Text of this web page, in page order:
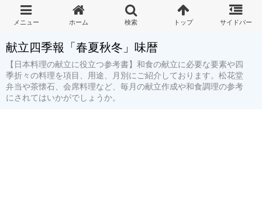
献立四季報「春夏秋冬」味暦
【日本料理の献立に役立つ参考書】和食の献立に必要な要素や四
季折々の料理を項目、用途、月別にご紹介しております。松花堂
弁当や茶懐石、会席料理など、毎月の献立作成や和食調理の参考
にされてはいかがでしょうか。